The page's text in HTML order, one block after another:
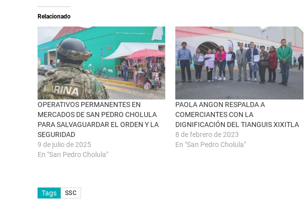
e
a
b
r
e
n
u
n
a
v
e
n
t
a
n
a
n
u
e
v
a
)
t
r
e
n
F
a
c
e
b
o
o
k
(
S
e
a
b
r
e
e
n
u
n
t
a
n
Relacionado
OPERATIVOS PERMANENTES EN
MERCADOS DE SAN PEDRO CHOLULA
PARA SALVAGUARDAR EL ORDEN Y LA
SEGURIDAD
9 de julio de 2025
En "San Pedro Cholula"
PAOLA ANGON RESPALDA A
COMERCIANTES CON LA
DIGNIFICACIÓN DEL TIANGUIS XIXITLA
8 de febrero de 2023
En "San Pedro Cholula"
Tags SSC